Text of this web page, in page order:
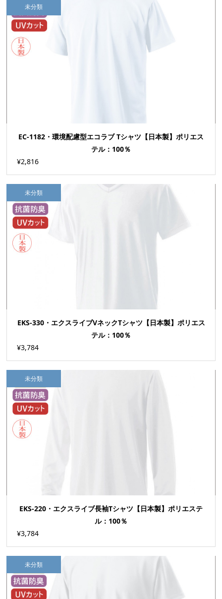
EC-1182・環境配慮型エコラブ Tシャツ【日本製】ポリエス
テル：100％
¥2,816
未分類
EKS-330・エクスライブVネックTシャツ【日本製】ポリエス
テル：100％
¥3,784
未分類
EKS-220・エクスライブ長袖Tシャツ【日本製】ポリエステ
ル：100％
¥3,784
未分類
未分類